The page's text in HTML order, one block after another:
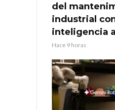
del
industrial
inteligencia
Hace 9 horas